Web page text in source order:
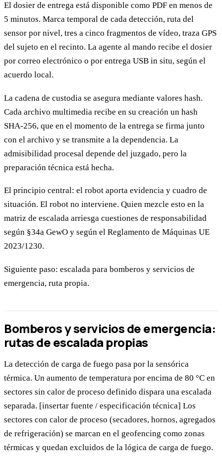
El dosier de entrega está disponible como PDF en menos de
5 minutos. Marca temporal de cada detección, ruta del
sensor por nivel, tres a cinco fragmentos de vídeo, traza GPS
del sujeto en el recinto. La agente al mando recibe el dosier
por correo electrónico o por entrega USB in situ, según el
acuerdo local.
La cadena de custodia se asegura mediante valores hash.
Cada archivo multimedia recibe en su creación un hash
SHA-256, que en el momento de la entrega se firma junto
con el archivo y se transmite a la dependencia. La
admisibilidad procesal depende del juzgado, pero la
preparación técnica está hecha.
El principio central: el robot aporta evidencia y cuadro de
situación. El robot no interviene. Quien mezcle esto en la
matriz de escalada arriesga cuestiones de responsabilidad
según §34a GewO y según el Reglamento de Máquinas UE
2023/1230.
Siguiente paso: escalada para bomberos y servicios de
emergencia, ruta propia.
Bomberos y servicios de emergencia:
rutas de escalada propias
La detección de carga de fuego pasa por la sensórica
térmica. Un aumento de temperatura por encima de 80 °C en
sectores sin calor de proceso definido dispara una escalada
separada. [insertar fuente / especificación técnica] Los
sectores con calor de proceso (secadores, hornos, agregados
de refrigeración) se marcan en el geofencing como zonas
térmicas y quedan excluidos de la lógica de carga de fuego.